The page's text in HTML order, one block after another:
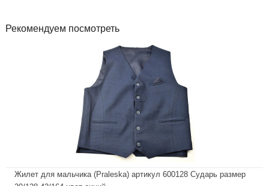
Рекомендуем посмотреть
Жилет для мальчика (Praleska) артикул 600128 Сударь размер